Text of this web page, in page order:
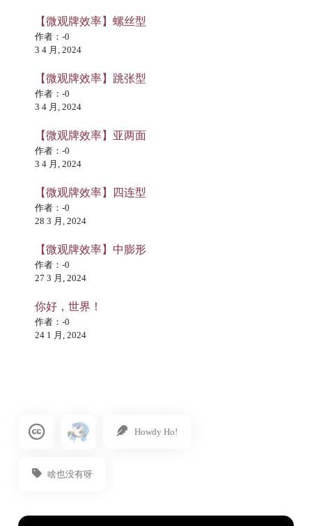
【微观牌效率】螺丝型
作者：-0
3 4 月, 2024
【微观牌效率】跳张型
作者：-0
3 4 月, 2024
【微观牌效率】亚两面
作者：-0
3 4 月, 2024
【微观牌效率】四连型
作者：-0
28 3 月, 2024
【微观牌效率】中膨形
作者：-0
27 3 月, 2024
你好，世界！
作者：-0
24 1 月, 2024
Howdy Ho!
啥也没有呀